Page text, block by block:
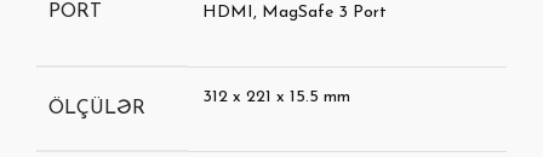
PORT
HDMI, MagSafe 3 Port
ÖLÇÜLƏR
312 x 221 x 15.5 mm